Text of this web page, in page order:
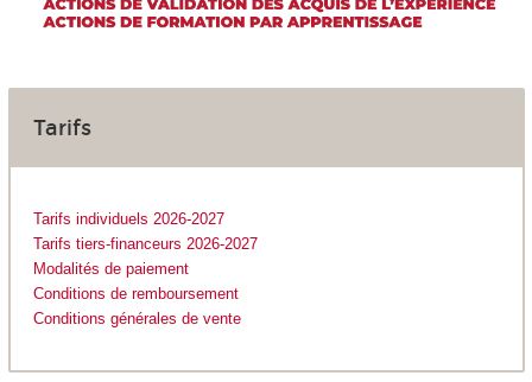
Tarifs
Tarifs individuels 2026-2027
Tarifs tiers-financeurs 2026-2027
Modalités de paiement
Conditions de remboursement
Conditions générales de vente